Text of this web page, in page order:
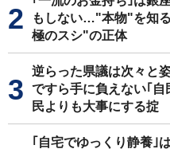
もしない…"本物"を知
極のスシ"の正体
逆らった県議は次々と
ですら手に負えない｢
民よりも大事にする掟
｢自宅でゆっくり静養｣